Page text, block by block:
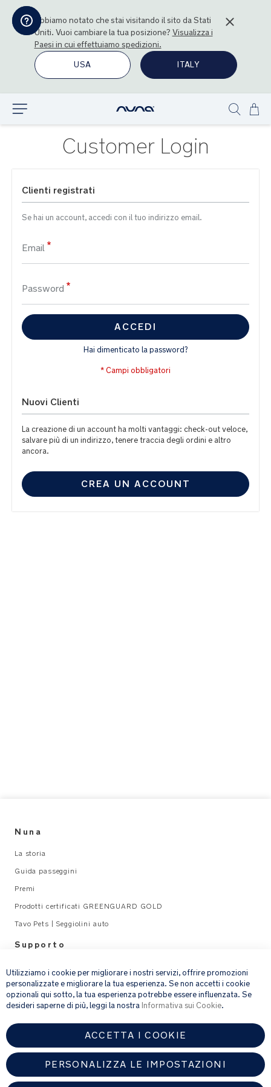
Abbiamo notato che stai visitando il sito daStati
Uniti. Vuoi cambiare la tua posizione? Visualizza i
Paesi in cui effettuiamo spedizioni.
USA
ITALY
Customer Login
Clienti registrati
Se hai un account, accedi con il tuo indirizzo email.
Email
Password
ACCEDI
Hai dimenticato la password?
Nuovi Clienti
La creazione di un account ha molti vantaggi: check-out veloce,
salvare più di un indirizzo, tenere traccia degli ordini e altro
ancora.
CREA UN ACCOUNT
Nuna
La storia
Guida passeggini
Premi
Prodotti certificati GREENGUARD GOLD
Tavo Pets | Seggiolini auto
Supporto
email address ISCRIVITI
Fornendo l’indirizzo e-mail, acconsenti a ricevere via e-mail la nostra
newsletter e le informazioni su prodotti e offerte che potrebbero
interessarti.
Per ulteriori dettagli sul trattamento dei dati personali, consulta la
nostrainformativa sulla privacy.
Utilizziamo i cookie per migliorare i nostri servizi, offrire promozioni
personalizzate e migliorare la tua esperienza. Se non accetti i cookie
opzionali qui sotto, la tua esperienza potrebbe essere influenzata. Se
desideri saperne di più, leggi la nostra Informativa sui Cookie.
ACCETTA I COOKIE
PERSONALIZZA LE IMPOSTAZIONI